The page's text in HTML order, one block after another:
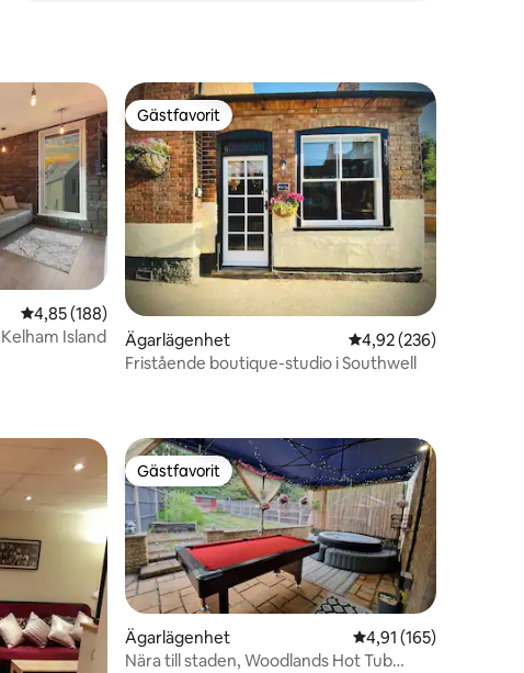
4,85 av 5 i genomsnittligt betyg, 188 omdömen
4,85 (188)
Island
Gästfavorit
Gästfavorit
Ägarlägenhet 4,92 av 5 i
4,92 (236)
Fristående boutique-studio i Southwell
Gästfavorit
Gästfavorit
Ägarlägenhet 4,91 av 5 i
4,91 (165)
Nära till staden, Woodlands Hot Tub